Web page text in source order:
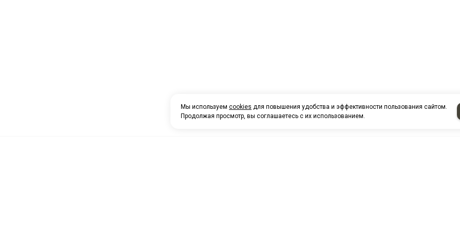
Мы используем cookies для повышения удобства и эффективности пользования сайтом.
Продолжая просмотр, вы соглашаетесь с их использованием.